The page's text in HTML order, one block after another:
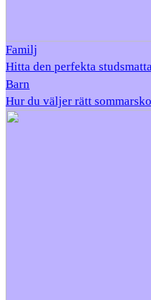
Familj
Hitta den perfekta
Barn
Hur du väljer rätt